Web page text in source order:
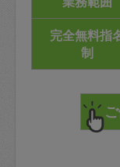
完全無料指
制